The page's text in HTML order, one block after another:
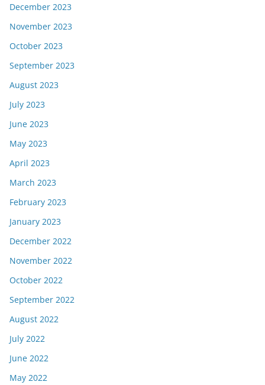
December 2023
November 2023
October 2023
September 2023
August 2023
July 2023
June 2023
May 2023
April 2023
March 2023
February 2023
January 2023
December 2022
November 2022
October 2022
September 2022
August 2022
July 2022
June 2022
May 2022